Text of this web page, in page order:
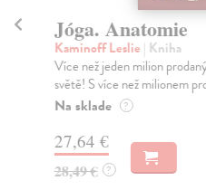
Jóga. Anatomie
Kaminoff Leslie | Kniha
Více než jeden milion
světě! S více než milionem
Na sklade ?
27,64 €
28,49 € ?